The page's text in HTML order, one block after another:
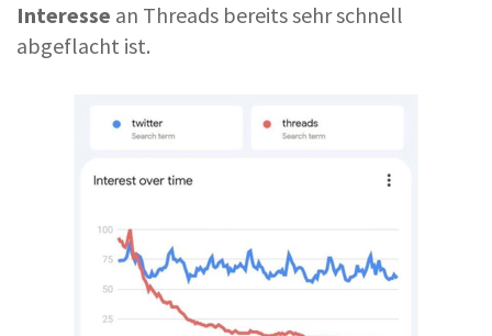
Interesse an Threads bereits sehr schnell
abgeflacht ist.